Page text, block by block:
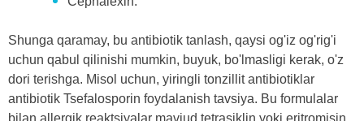
Shunga qaramay, bu antibiotik tanlash, qaysi og'iz og'rig'i
uchun qabul qilinishi mumkin, buyuk, bo'lmasligi kerak, o'z
dori terishga. Misol uchun, yiringli tonzillit antibiotiklar
antibiotik Tsefalosporin foydalanish tavsiya. Bu formulalar
bilan allergik reaktsiyalar mavjud tetrasiklin yoki eritromisin